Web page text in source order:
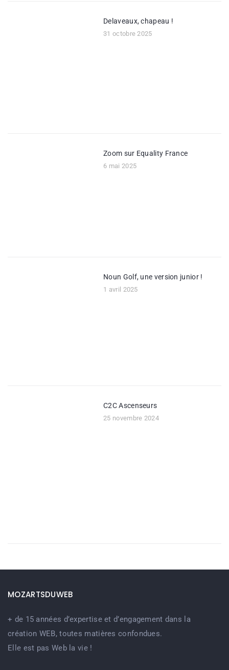
Delaveaux, chapeau !
31 octobre 2025
Zoom sur Equality France
6 mai 2025
Noun Golf, une version junior !
1 avril 2025
C2C Ascenseurs
25 novembre 2024
MOZARTSDUWEB
+ de 15 années d’expertise et d’engagement dans la
création WEB, toutes matières confondues.
Elle est pas Web la vie !